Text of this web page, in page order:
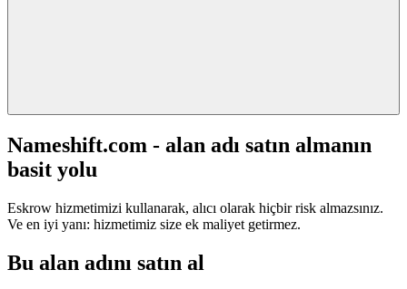
Nameshift.com - alan adı satın almanın
basit yolu
Eskrow hizmetimizi kullanarak, alıcı olarak hiçbir risk almazsınız.
Ve en iyi yanı: hizmetimiz size ek maliyet getirmez.
Bu alan adını satın al